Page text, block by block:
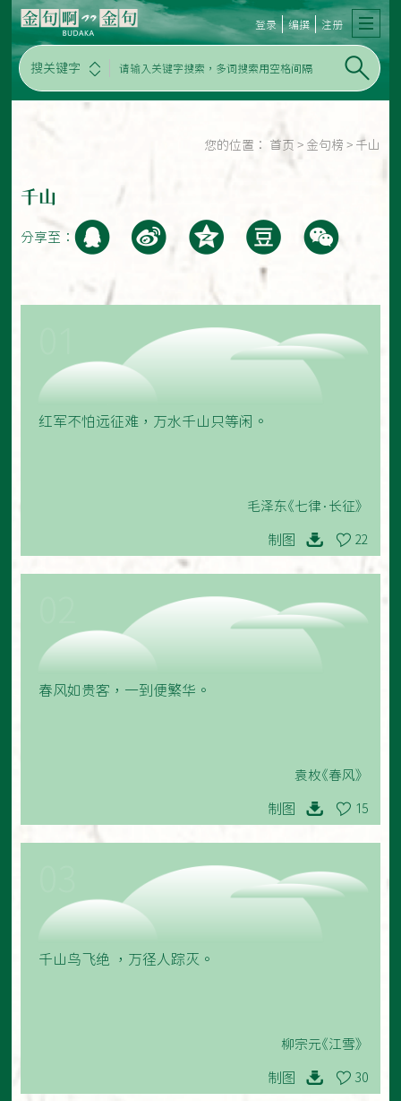
搜关键字
登录 编撰 注册
您的位置： 首页 > 金句榜 > 千山
千山
分享至：
红军不怕远征难，万水千山只等闲。
毛泽东《七律·长征》
制图 22
春风如贵客，一到便繁华。
袁枚《春风》
制图 15
千山鸟飞绝 ，万径人踪灭。
柳宗元《江雪》
制图 30